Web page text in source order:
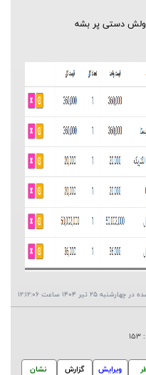
دستی پر بشه
25 تیر 1404 ساعت 12:12:06
ویرایش گزارش نشان